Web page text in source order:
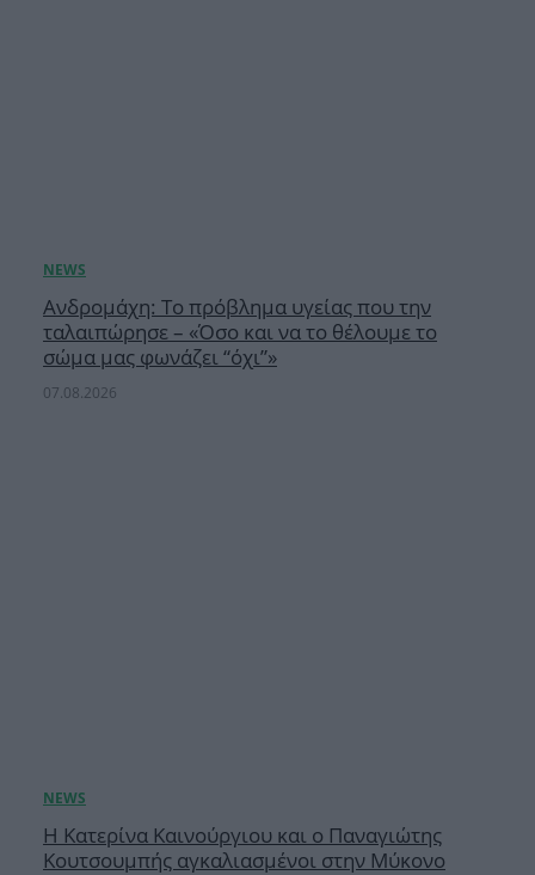
Ανδρομάχη: Το πρόβλημα υγείας που την
ταλαιπώρησε – «Όσο και να το θέλουμε το
σώμα μας φωνάζει “όχι”»
07.08.2026
Η Κατερίνα Καινούργιου και ο Παναγιώτης
Κουτσουμπής αγκαλιασμένοι στην Μύκονο